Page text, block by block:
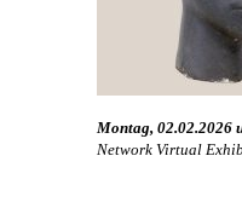
Montag, 02.02.2026
Network Virtual